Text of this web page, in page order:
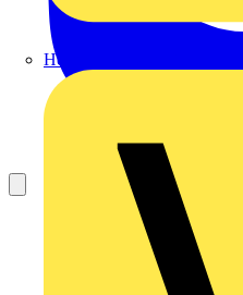
Heinrich Häusler GmbH